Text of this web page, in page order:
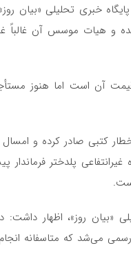
خبری تحلیلی «بیان
شده اما ثبت رسمی نشده و هیات موسس آن
حال حاضر یک قطعه زمین دارد که حدود ۴۰ میلیارد قیمت آن است اما
کتبی صادر کرده و امسال
پلدختر فرماندار
«بیان روز»، اظهار داشت:
ثبت رسمی می‌شد که متاسفانه